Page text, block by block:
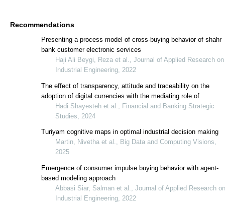
Presenting a process model of
bank customer electronic services
Haji Ali Beygi, Reza et al.,
Industrial Engineering, 2022
The effect of transparency, attitude
adoption of digital currencies with
customer satisfaction in iran's
Hadi Shayesteh et al.,
Turiyam cognitive maps in optimal
Martin, Nivetha et al., Big Data
Emergence of consumer impulse
Abbasi Siar, Salman et al.,
Industrial Engineering, 2022